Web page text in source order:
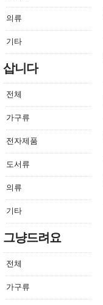
의류
기타
삽니다
전체
가구류
전자제품
도서류
의류
기타
그냥드려요
전체
가구류